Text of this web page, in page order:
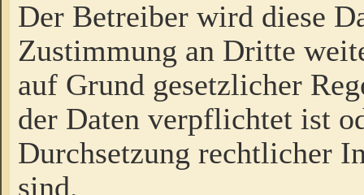
Der Betreiber wird diese
Zustimmung an Dritte
auf Grund gesetzlicher
der Daten verpflichtet ist
Durchsetzung rechtlicher
sind.